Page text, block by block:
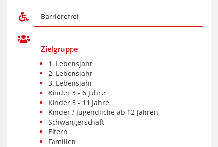
Barrierefrei
Zielgruppe
1. Lebensjahr
2. Lebensjahr
3. Lebensjahr
Kinder 3 - 6 Jahre
Kinder 6 - 11 Jahre
Kinder / Jugendliche ab 12 Jahren
Schwangerschaft
Eltern
Familien